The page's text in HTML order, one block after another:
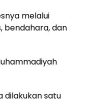
melalui
bendahara, dan
dilakukan satu